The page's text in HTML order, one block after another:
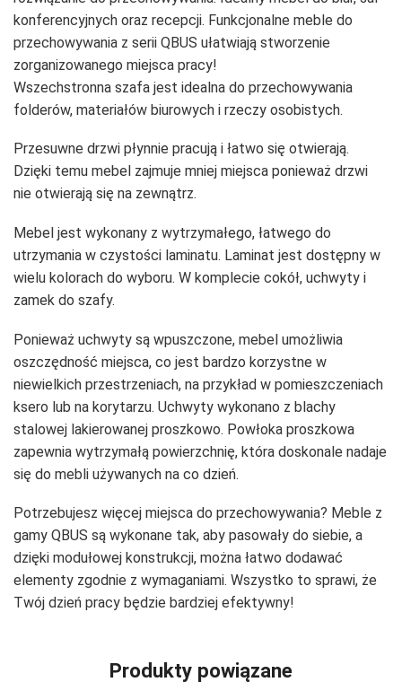
konferencyjnych oraz recepcji. Funkcjonalne meble do
przechowywania z serii QBUS ułatwiają stworzenie
zorganizowanego miejsca pracy!
Wszechstronna szafa jest idealna do przechowywania
folderów, materiałów biurowych i rzeczy osobistych.
Przesuwne drzwi płynnie pracują i łatwo się otwierają.
Dzięki temu mebel zajmuje mniej miejsca ponieważ drzwi
nie otwierają się na zewnątrz.
Mebel jest wykonany z wytrzymałego, łatwego do
utrzymania w czystości laminatu. Laminat jest dostępny w
wielu kolorach do wyboru. W komplecie cokół, uchwyty i
zamek do szafy.
Ponieważ uchwyty są wpuszczone, mebel umożliwia
oszczędność miejsca, co jest bardzo korzystne w
niewielkich przestrzeniach, na przykład w pomieszczeniach
ksero lub na korytarzu. Uchwyty wykonano z blachy
stalowej lakierowanej proszkowo. Powłoka proszkowa
zapewnia wytrzymałą powierzchnię, która doskonale nadaje
się do mebli używanych na co dzień.
Potrzebujesz więcej miejsca do przechowywania? Meble z
gamy QBUS są wykonane tak, aby pasowały do siebie, a
dzięki modułowej konstrukcji, można łatwo dodawać
elementy zgodnie z wymaganiami. Wszystko to sprawi, że
Twój dzień pracy będzie bardziej efektywny!
Produkty powiązane